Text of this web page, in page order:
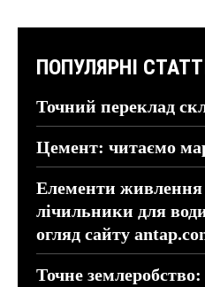
ПОПУЛЯРНІ
Точний переклад
Цемент: читаємо
Елементи живлення
лічильники для
огляд сайту
Точне